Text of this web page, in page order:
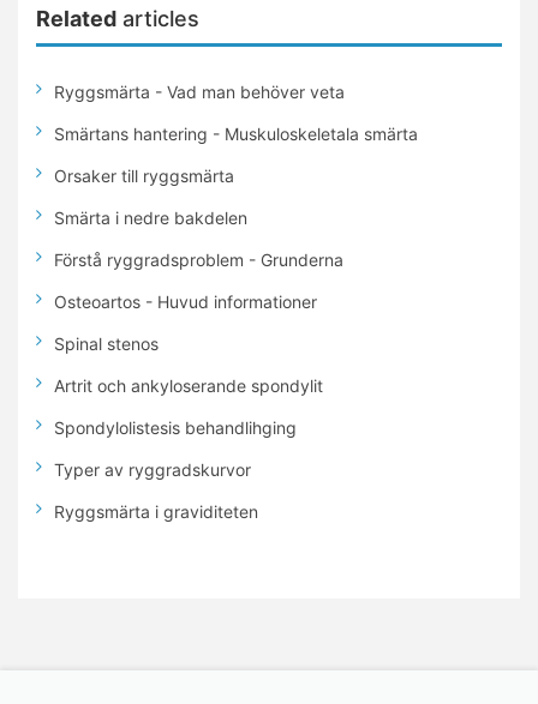
Related articles
Ryggsmärta - Vad man behöver veta
Smärtans hantering - Muskuloskeletala smärta
Orsaker till ryggsmärta
Smärta i nedre bakdelen
Förstå ryggradsproblem - Grunderna
Osteoartos - Huvud informationer
Spinal stenos
Artrit och ankyloserande spondylit
Spondylolistesis behandlihging
Typer av ryggradskurvor
Ryggsmärta i graviditeten